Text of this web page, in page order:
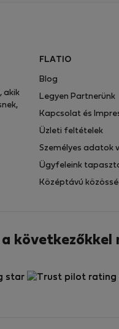
akik
FLATIO
Blog
Legyen Partnerünk
Kapcsolat és
Üzleti feltételek
Személyes adatok
Ügyfeleink
Középtávú
következőkkel